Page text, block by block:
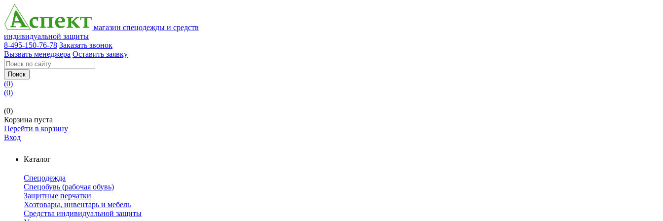
магазин спецодежды и средств
индивидуальной защиты
8-495-150-76-78 Заказать звонок
Вызвать менеджера Оставить заявку
Поиск
(0)
(0)
(0)
Корзина пуста
Перейти в корзину
Вход
Каталог
Спецодежда
Спецобувь (рабочая обувь)
Защитные перчатки
Хозтовары, инвентарь и мебель
Средства индивидуальной защиты